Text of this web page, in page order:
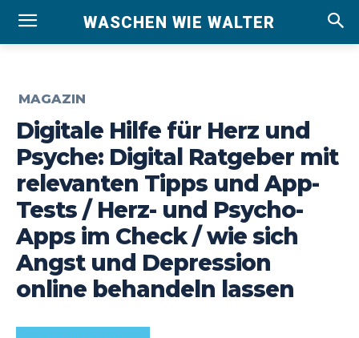
WASCHEN WIE WALTER
MAGAZIN
Digitale Hilfe für Herz und
Psyche: Digital Ratgeber mit
relevanten Tipps und App-
Tests / Herz- und Psycho-
Apps im Check / wie sich
Angst und Depression
online behandeln lassen